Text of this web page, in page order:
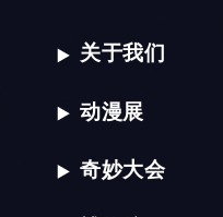
关于我们
动漫展
奇妙大会